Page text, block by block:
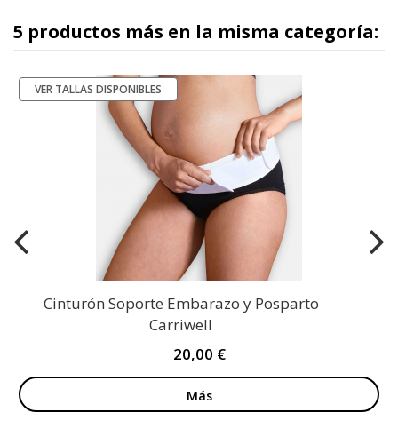
5 productos más en la misma categoría:
VER TALLAS DISPONIBLES
Cinturón Soporte Embarazo y Posparto
Carriwell
20,00 €
Más